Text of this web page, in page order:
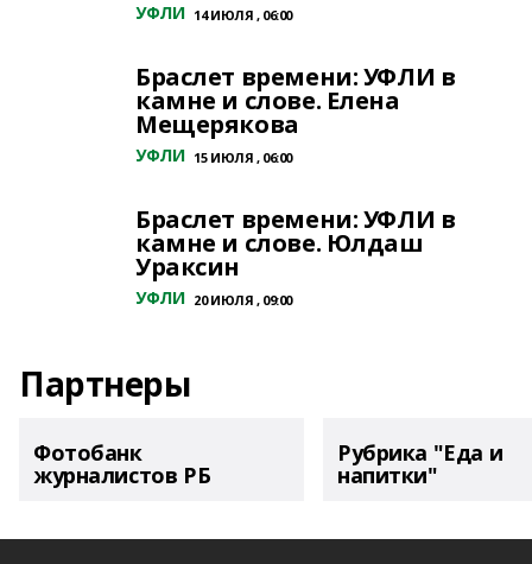
УФЛИ 14 ИЮЛЯ , 06:00
Браслет времени: УФЛИ в
камне и слове. Елена
Мещерякова
УФЛИ 15 ИЮЛЯ , 06:00
Браслет времени: УФЛИ в
камне и слове. Юлдаш
Ураксин
УФЛИ 20 ИЮЛЯ , 09:00
Партнеры
Фотобанк
журналистов РБ
Рубрика "Еда и
напитки"